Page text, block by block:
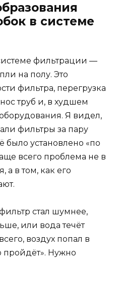
в системе
фильтрации —
на полу. Это
фильтра, перегрузка
труб и, в худшем
Я видел,
фильтры за пару
было установлено «по
всего проблема не в
а в том, как его
стал шумнее,
или вода течёт
воздух попал в
пройдёт». Нужно